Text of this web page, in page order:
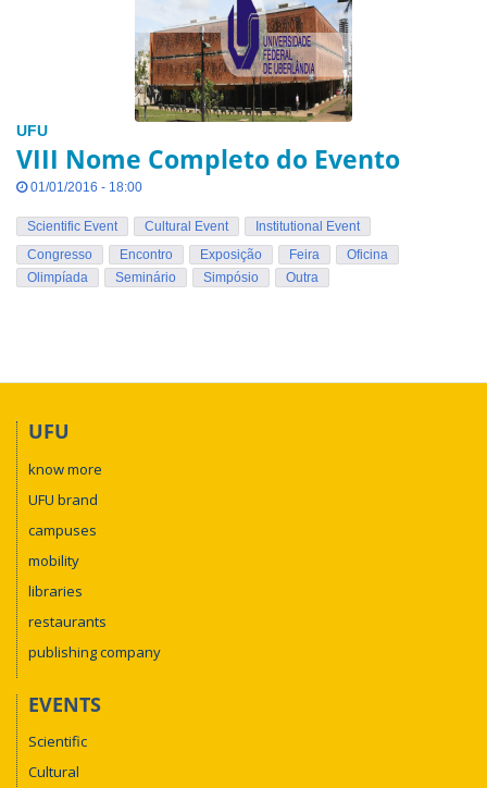
UFU
VIII Nome Completo do Evento
01/01/2016 - 18:00
Scientific Event Cultural Event
Institutional Event
Congresso
Encontro Exposição Feira
Oficina
Olimpíada
Seminário Simpósio Outra
UFU
know more
UFU brand
campuses
mobility
libraries
restaurants
publishing company
EVENTS
Scientific
Cultural